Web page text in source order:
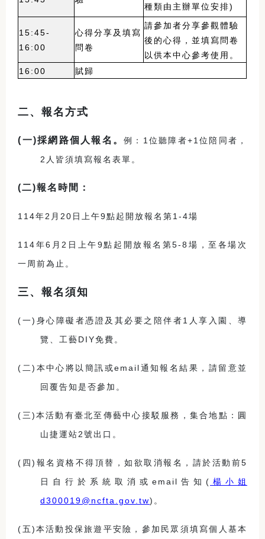
種類由主辦單位安排)
15:45-
16:00
心得分享及填寫
問卷
請參加者分享參觀體驗
後的心得，並填寫問卷
以供本中心參考使用。
16:00
賦歸
二、報名方式
(一)採網路個人報名。例：1位聽障者+1位陪同者，
2人皆須填寫報名表單。
(二)報名時間：
114年2月20日上午9點起開放報名第1-4場
114年6月2 日上午9點起開放報名第5-8場，至各場次
一周前為止。
三、報名須知
(一)身心障礙者憑證及其必要之陪伴者1人享入園、導
覽、工藝DIY免費。
(二)本中心將以簡訊或email通知報名結果，請留意並
回覆告知是否參加。
(三)本活動有臺北至傳藝中心接駁服務，集合地點：圓
山捷運站2號出口 。
( 四)報名資格不得頂替，如欲取消報名，請於活動前5
日自行於系統取消或email告知( 楊小姐
d300019@ncfta.gov.tw) 。
(五)本活動投保旅遊平安險，參加民眾須填寫個人基本